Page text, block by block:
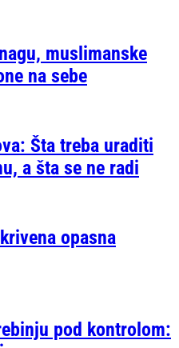
muslimanske
na sebe
Šta treba uraditi
a šta se ne radi
opasna
pod kontrolom: